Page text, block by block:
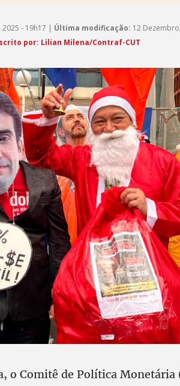
- 19h17 | Última modificação: 12
por: Lilian Milena/Contraf-CUT
o Comitê de Política Monetária